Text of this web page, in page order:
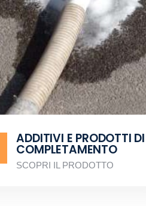
ADDITIVI E PRODOTTI DI
COMPLETAMENTO
SCOPRI IL PRODOTTO